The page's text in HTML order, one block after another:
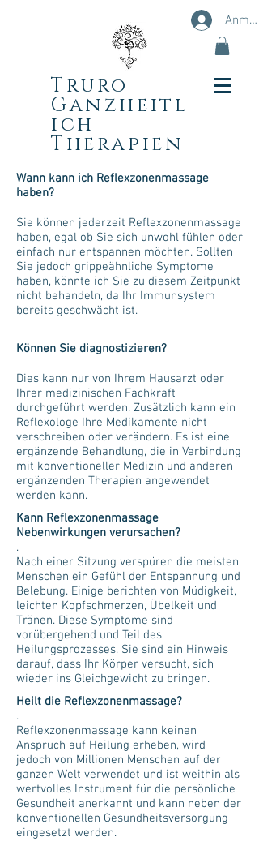
Truro
Ganzheitl
ich
Therapien
Wann kann ich Reflexzonenmassage
haben?
Sie können jederzeit Reflexzonenmassage
haben, egal ob Sie sich unwohl fühlen oder
einfach nur entspannen möchten. Sollten
Sie jedoch grippeähnliche Symptome
haben, könnte ich Sie zu diesem Zeitpunkt
nicht behandeln, da Ihr Immunsystem
bereits geschwächt ist.
Können Sie diagnostizieren?
Dies kann nur von Ihrem Hausarzt oder
Ihrer medizinischen Fachkraft
durchgeführt werden. Zusätzlich kann ein
Reflexologe Ihre Medikamente nicht
verschreiben oder verändern. Es ist eine
ergänzende Behandlung, die in Verbindung
mit konventioneller Medizin und anderen
ergänzenden Therapien angewendet
werden kann.
Kann Reflexzonenmassage
Nebenwirkungen verursachen?
.
Nach einer Sitzung verspüren die meisten
Menschen ein Gefühl der Entspannung und
Belebung. Einige berichten von Müdigkeit,
leichten Kopfschmerzen, Übelkeit und
Tränen. Diese Symptome sind
vorübergehend und Teil des
Heilungsprozesses. Sie sind ein Hinweis
darauf, dass Ihr Körper versucht, sich
wieder ins Gleichgewicht zu bringen.
Heilt die Reflexzonenmassage?
.
Reflexzonenmassage kann keinen
Anspruch auf Heilung erheben, wird
jedoch von Millionen Menschen auf der
ganzen Welt verwendet und ist weithin als
wertvolles Instrument für die persönliche
Gesundheit anerkannt und kann neben der
konventionellen Gesundheitsversorgung
eingesetzt werden.